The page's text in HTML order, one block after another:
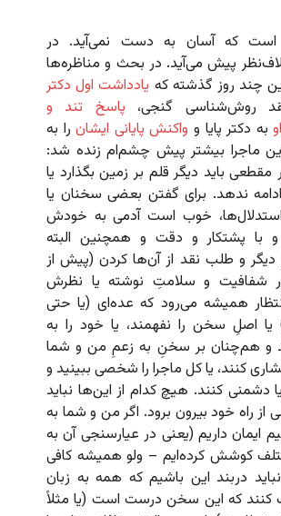
است که آسان به دست نمی‌آید. در
پیش می‌آید. در بحث و مناظره‌ها
چند روز گذشته که یادداشت اول دکتر
روش‌شناسی گنجی، پاسخ تند و
به دکتر پایا و واکنش پایانی ایشانرا به
ماجرا بیشتر پیش چشم‌ام زنده شد:
باید دیگر قلم بر زمین بگذارد یا
ندهد. برای گفتن بعضی سخنان یا
استدلال‌ها، خوب است آدمی به خودش
با پشتکار و دقت و همچنین البته
دیگر و طلب نقد از آن‌ها کردن (پیش از
در شفافیت و سلامتِ نوشته‌ یا نظرش
همیشه می‌رود که عده‌ای (یا حتی
اصلِ‌ سخن را نفهمند، یا خود را به
و هم‌چنان بر سخنِ به زعمِ من و شما
کنند، یا کل ماجرا را شخصی ببینید و
دشمنی کنند. هیچ کدام از این‌ها نباید
از راه خود بیرون برود. اگر من و شما به
ایمان داریم (یعنی در عیارسنجی آن به
کوشش کرده‌ایم – ولو همیشه کافی
دربند این باشیم که همه به زبان
کنند که این سخن درست است (یا مثلاً